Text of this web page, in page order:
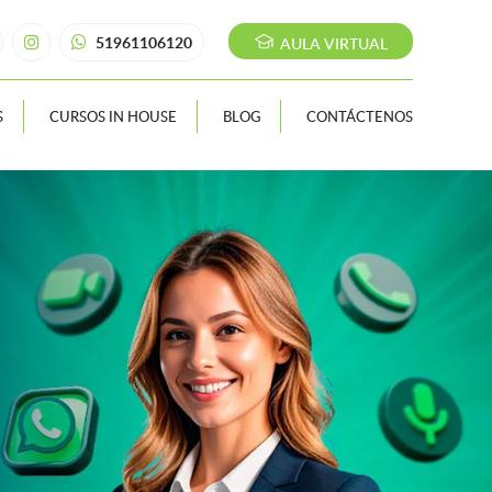
51961106120 AULA VIRTUAL
CURSOS IN HOUSE BLOG CONTÁCTENOS